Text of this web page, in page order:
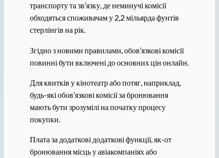
транспорту та зв’язку, де неминучі комісії
обходяться споживачам у 2,2 мільярда фунтів
стерлінгів на рік.
Згідно з новими правилами, обов’язкові комісії
повинні бути включені до основних цін онлайн.
Для квитків у кінотеатр або потяг, наприклад,
будь-які обов’язкові комісії за бронювання
мають бути зрозумілі на початку процесу
покупки.
Плата за додаткові додаткові функції, як-от
бронювання місць у авіакомпаніях або